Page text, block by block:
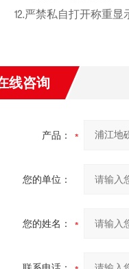
严禁私自打开称重显示
线咨询
产品：
您的单位：
您的姓名：